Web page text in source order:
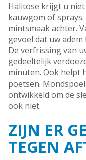
Halitose krijgt u
kauwgom of
mintsmaak achter.
gevoel dat uw
De verfrissing van
gedeeltelijk
minuten. Ook helpt
poetsen.
ontwikkeld om de
ook niet.
ZIJN ER
TEGEN